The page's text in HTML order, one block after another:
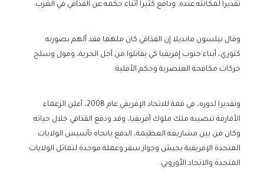
تقديرا لمكانته عنده. ودافع كثيرا أثناء حكمه عن القذافي في الغرب.
وقال نيلسون مانديلا إن القذافي كان ملهما فقد ألهم بصورته
كثوري، أبناء جنوب إفريقيا كي يقاتلوا من أجل الحرية، ومول وسلح
حركات مكافحة العنصرية وحكم الأقلية.
وتقديرا لدوره، في قمة للاتحاد الإفريقي عام 2008، أعلن الزعماء
الأفارقة تنصيبه ملك ملوك أفريقيا، وقد ودفع القذافي خلال حياته
وكان من بين مشاريعه العظيمة، الدفع باتجاه تأسيس الولايات
المتحدة الإفريقية بجيش وجواز سفر وعملة موحدة لتماثل الولايات
المتحدة والاتحاد الأوروبي.